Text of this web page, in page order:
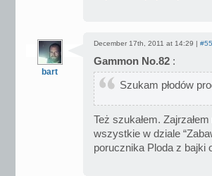
bart
December 17th, 2011 at 14:29 | #55
Gammon No.82 :
Szukam płodów
Też szukałem.
wszystkie w dziale
porucznika Ploda z bajki